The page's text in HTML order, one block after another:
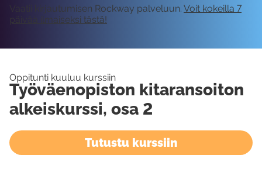
Vaatii kirjautumisen Rockway palveluun. Voit kokeilla 7
päivää ilmaiseksi tästä!
Oppitunti kuuluu kurssiin
Työväenopiston kitaransoiton
alkeiskurssi, osa 2
Tutustu kurssiin